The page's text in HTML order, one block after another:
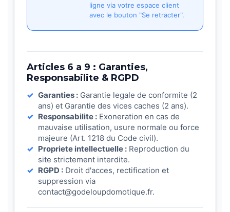
ligne via votre espace client
avec le bouton "Se retracter".
Articles 6 a 9 : Garanties,
Responsabilite & RGPD
Garanties : Garantie legale de conformite (2
ans) et Garantie des vices caches (2 ans).
Responsabilite : Exoneration en cas de
mauvaise utilisation, usure normale ou force
majeure (Art. 1218 du Code civil).
Propriete intellectuelle : Reproduction du
site strictement interdite.
RGPD : Droit d'acces, rectification et
suppression via
contact@godeloupdomotique.fr.